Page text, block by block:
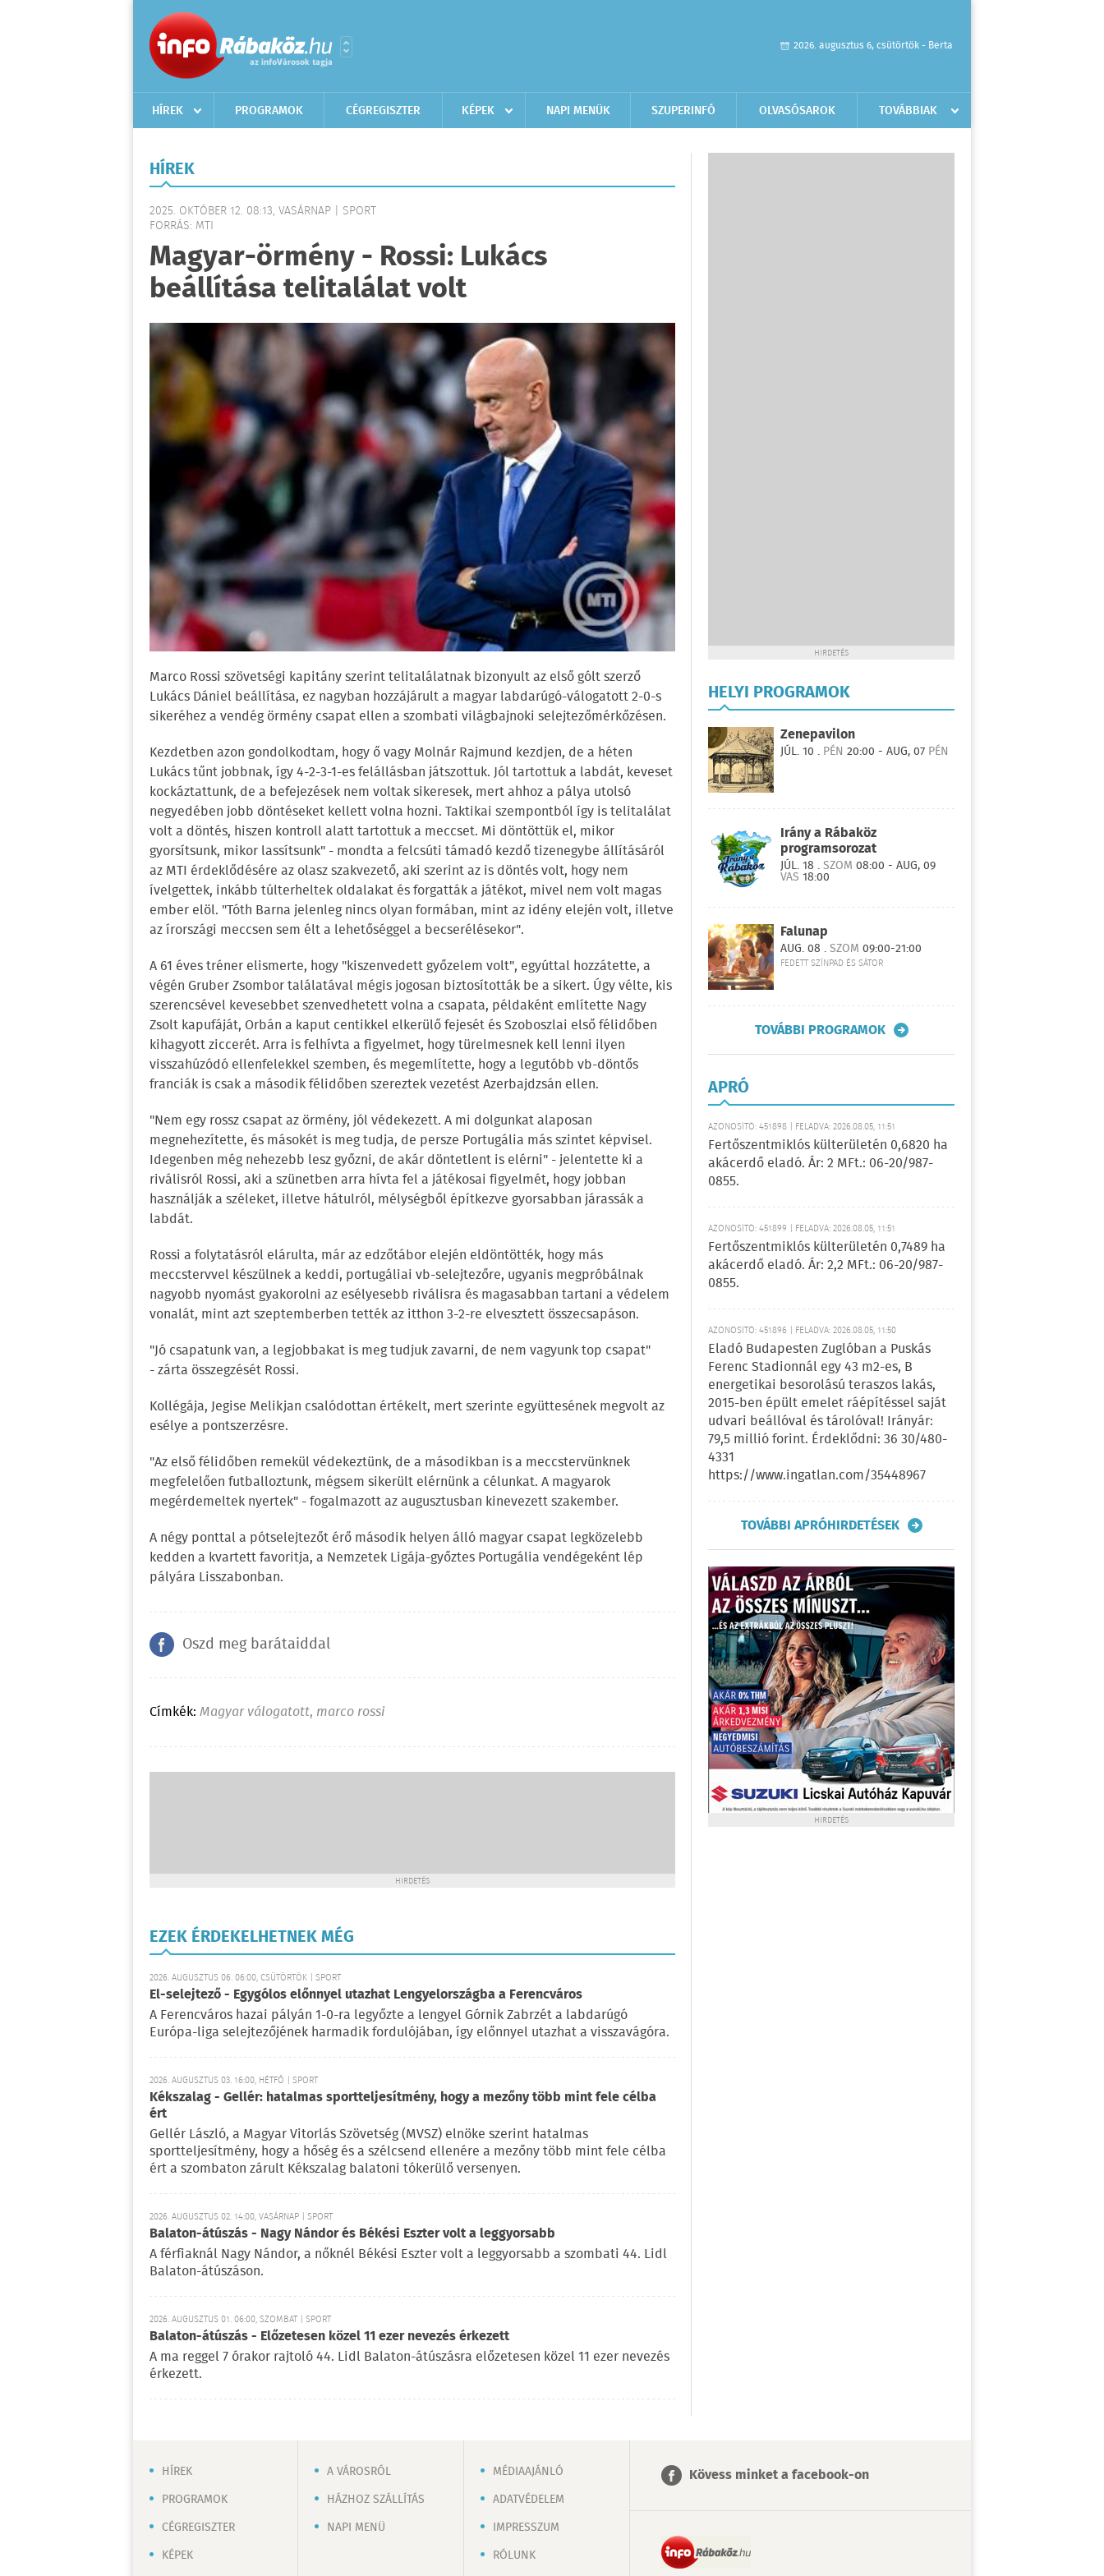
2026. augusztus 6, csütörtök - Berta
HÍREK PROGRAMOK CÉGREGISZTER KÉPEK NAPI MENÜK SZUPERINFÓ OLVASÓSAROK TOVÁBBIAK
HÍREK
2025. OKTÓBER 12. 08:13, VASÁRNAP | SPORT
FORRÁS: MTI
Magyar-örmény - Rossi: Lukács
beállítása telitalálat volt
Marco Rossi szövetségi kapitány szerint telitalálatnak bizonyult az első gólt szerző
Lukács Dániel beállítása, ez nagyban hozzájárult a magyar labdarúgó-válogatott 2-0-s
sikeréhez a vendég örmény csapat ellen a szombati világbajnoki selejtezőmérkőzésen.
Kezdetben azon gondolkodtam, hogy ő vagy Molnár Rajmund kezdjen, de a héten
Lukács tűnt jobbnak, így 4-2-3-1-es felállásban játszottuk. Jól tartottuk a labdát, keveset
kockáztattunk, de a befejezések nem voltak sikeresek, mert ahhoz a pálya utolsó
negyedében jobb döntéseket kellett volna hozni. Taktikai szempontból így is telitalálat
volt a döntés, hiszen kontroll alatt tartottuk a meccset. Mi döntöttük el, mikor
gyorsítsunk, mikor lassítsunk" - mondta a felcsúti támadó kezdő tizenegybe állításáról
az MTI érdeklődésére az olasz szakvezető, aki szerint az is döntés volt, hogy nem
ívelgettek, inkább túlterheltek oldalakat és forgatták a játékot, mivel nem volt magas
ember elöl. "Tóth Barna jelenleg nincs olyan formában, mint az idény elején volt, illetve
az írországi meccsen sem élt a lehetőséggel a becserélésekor".
A 61 éves tréner elismerte, hogy "kiszenvedett győzelem volt", egyúttal hozzátette, a
végén Gruber Zsombor találatával mégis jogosan biztosították be a sikert. Úgy vélte, kis
szerencsével kevesebbet szenvedhetett volna a csapata, példaként említette Nagy
Zsolt kapufáját, Orbán a kaput centikkel elkerülő fejesét és Szoboszlai első félidőben
kihagyott ziccerét. Arra is felhívta a figyelmet, hogy türelmesnek kell lenni ilyen
visszahúzódó ellenfelekkel szemben, és megemlítette, hogy a legutóbb vb-döntős
franciák is csak a második félidőben szereztek vezetést Azerbajdzsán ellen.
"Nem egy rossz csapat az örmény, jól védekezett. A mi dolgunkat alaposan
megnehezítette, és másokét is meg tudja, de persze Portugália más szintet képvisel.
Idegenben még nehezebb lesz győzni, de akár döntetlent is elérni" - jelentette ki a
riválisról Rossi, aki a szünetben arra hívta fel a játékosai figyelmét, hogy jobban
használják a széleket, illetve hátulról, mélységből építkezve gyorsabban járassák a
labdát.
Rossi a folytatásról elárulta, már az edzőtábor elején eldöntötték, hogy más
meccstervvel készülnek a keddi, portugáliai vb-selejtezőre, ugyanis megpróbálnak
nagyobb nyomást gyakorolni az esélyesebb riválisra és magasabban tartani a védelem
vonalát, mint azt szeptemberben tették az itthon 3-2-re elvesztett összecsapáson.
"Jó csapatunk van, a legjobbakat is meg tudjuk zavarni, de nem vagyunk top csapat"
- zárta összegzését Rossi.
Kollégája, Jegise Melikjan csalódottan értékelt, mert szerinte együttesének megvolt az
esélye a pontszerzésre.
"Az első félidőben remekül védekeztünk, de a másodikban is a meccstervünknek
megfelelően futballoztunk, mégsem sikerült elérnünk a célunkat. A magyarok
megérdemeltek nyertek" - fogalmazott az augusztusban kinevezett szakember.
A négy ponttal a pótselejtezőt érő második helyen álló magyar csapat legközelebb
kedden a kvartett favoritja, a Nemzetek Ligája-győztes Portugália vendégeként lép
pályára Lisszabonban.
Oszd meg barátaiddal
Címkék: Magyar válogatott, marco rossi
HIRDETÉS
EZEK ÉRDEKELHETNEK MÉG
2026. AUGUSZTUS 06. 06:00, CSÜTÖRTÖK | SPORT
El-selejtező - Egygólos előnnyel utazhat Lengyelországba a Ferencváros
A Ferencváros hazai pályán 1-0-ra legyőzte a lengyel Górnik Zabrzét a labdarúgó
Európa-liga selejtezőjének harmadik fordulójában, így előnnyel utazhat a visszavágóra.
2026. AUGUSZTUS 03. 16:00, HÉTFŐ | SPORT
Kékszalag - Gellér: hatalmas sportteljesítmény, hogy a mezőny több mint fele célba
ért
Gellér László, a Magyar Vitorlás Szövetség (MVSZ) elnöke szerint hatalmas
sportteljesítmény, hogy a hőség és a szélcsend ellenére a mezőny több mint fele célba
ért a szombaton zárult Kékszalag balatoni tókerülő versenyen.
2026. AUGUSZTUS 02. 14:00, VASÁRNAP | SPORT
Balaton-átúszás - Nagy Nándor és Békési Eszter volt a leggyorsabb
A férfiaknál Nagy Nándor, a nőknél Békési Eszter volt a leggyorsabb a szombati 44. Lidl
Balaton-átúszáson.
2026. AUGUSZTUS 01. 06:00, SZOMBAT | SPORT
Balaton-átúszás - Előzetesen közel 11 ezer nevezés érkezett
A ma reggel 7 órakor rajtoló 44. Lidl Balaton-átúszásra előzetesen közel 11 ezer nevezés
érkezett.
HIRDETÉS
HELYI PROGRAMOK
Zenepavilon
JÚL. 10 . PÉN 20:00 - AUG, 07 PÉN
Irány a Rábaköz
programsorozat
JÚL. 18 .SZOM 08:00 - AUG, 09
VAS 18:00
Falunap
AUG. 08 .SZOM 09:00-21:00
FEDETT SZÍNPAD ÉS SÁTOR
TOVÁBBI PROGRAMOK
APRÓ
AZONOSÍTÓ: 451898 | FELADVA: 2026.08.05, 11:51
Fertőszentmiklós külterületén 0,6820 ha
akácerdő eladó. Ár: 2 MFt.: 06-20/987-
0855.
AZONOSÍTÓ: 451899 | FELADVA: 2026.08.05, 11:51
Fertőszentmiklós külterületén 0,7489 ha
akácerdő eladó. Ár: 2,2 MFt.: 06-20/987-
0855.
AZONOSÍTÓ: 451896 | FELADVA: 2026.08.05, 11:50
Eladó Budapesten Zuglóban a Puskás
Ferenc Stadionnál egy 43 m2-es, B
energetikai besorolású teraszos lakás,
2015-ben épült emelet ráépítéssel saját
udvari beállóval és tárolóval! Irányár:
79,5 millió forint. Érdeklődni: 36 30/480-
4331
https://www.ingatlan.com/35448967
TOVÁBBI APRÓHIRDETÉSEK
HIRDETÉS
HÍREK
PROGRAMOK
CÉGREGISZTER
KÉPEK
A VÁROSRÓL
HÁZHOZ SZÁLLÍTÁS
NAPI MENÜ
MÉDIAAJÁNLÓ
ADATVÉDELEM
IMPRESSZUM
RÓLUNK
Kövess minket a facebook-on